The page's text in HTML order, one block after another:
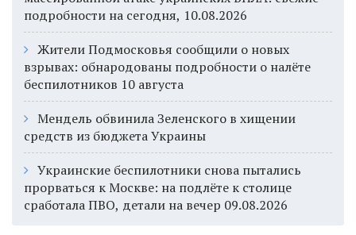
подробности на сегодня, 10.08.2026
Жители Подмосковья сообщили о новых
взрывах: обнародованы подробности о налёте
беспилотников 10 августа
Мендель обвинила Зеленского в хищении
средств из бюджета Украины
Украинские беспилотники снова пытались
прорваться к Москве: на подлёте к столице
сработала ПВО, детали на вечер 09.08.2026